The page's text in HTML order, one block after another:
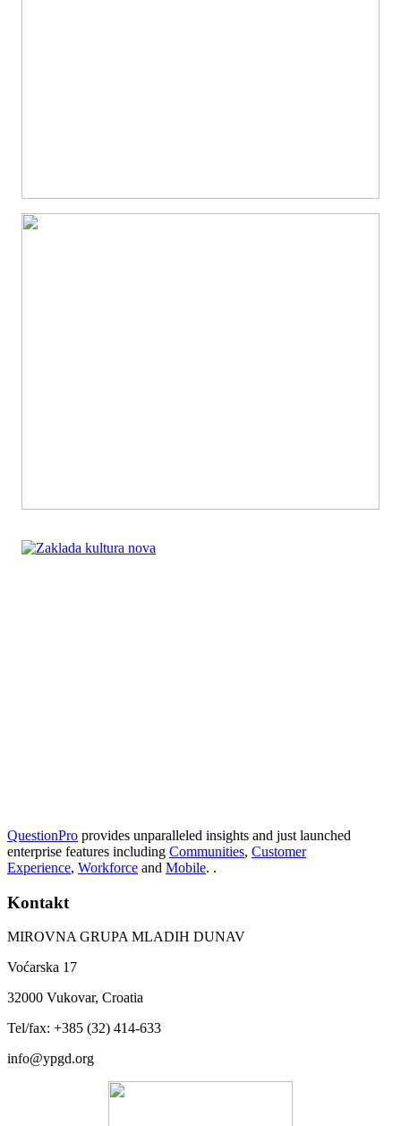
QuestionPro provides unparalleled insights and just launched
enterprise features including Communities, Customer
Experience, Workforce and Mobile. .
Kontakt
MIROVNA GRUPA MLADIH DUNAV
Voćarska 17
32000 Vukovar, Croatia
Tel/fax: +385 (32) 414-633
info@ypgd.org